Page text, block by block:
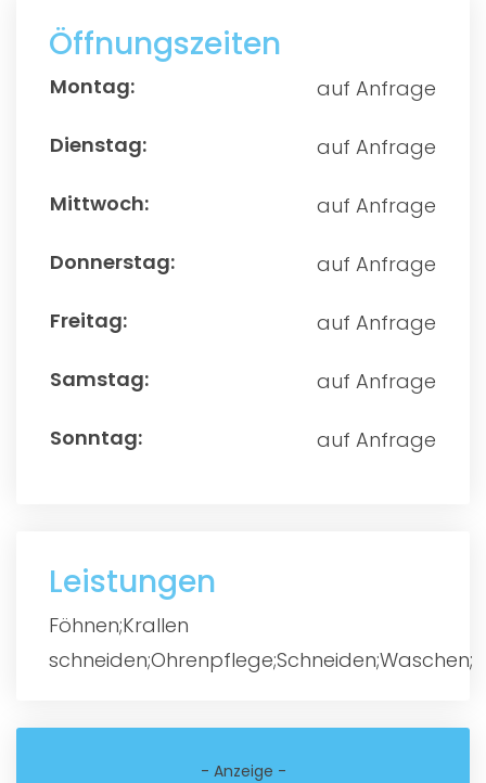
Öffnungszeiten
auf Anfrage
auf Anfrage
auf Anfrage
auf Anfrage
auf Anfrage
auf Anfrage
auf Anfrage
Leistungen
Föhnen;Krallen
schneiden;Ohrenpflege;Schneiden;Waschen;
- Anzeige -